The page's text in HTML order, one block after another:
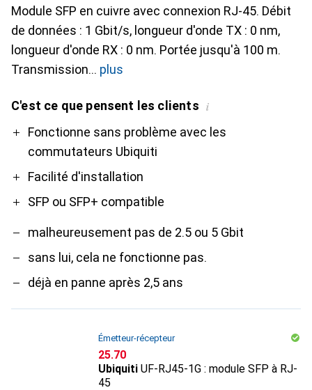
Module SFP en cuivre avec connexion RJ-45. Débit
de données : 1 Gbit/s, longueur d'onde TX : 0 nm,
longueur d'onde RX : 0 nm. Portée jusqu'à 100 m.
Transmission
plus
C'est ce que pensent les clients i
ProFonctionne sans problème avec les
commutateurs Ubiquiti
Facilité d'installation
SFP ou SFP+ compatible
Contre
malheureusement pas de 2.5 ou 5 Gbit
sans lui, cela ne fonctionne pas.
déjà en panne après 2,5 ans
Émetteur-récepteur
CHF
25.70
Ubiquiti UF-RJ45-1G : module SFP à RJ-
45